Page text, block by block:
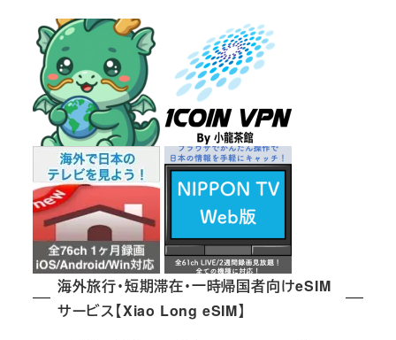
海外旅行・短期滞在・一時帰国者向けeSIM
サービス【Xiao Long eSIM】